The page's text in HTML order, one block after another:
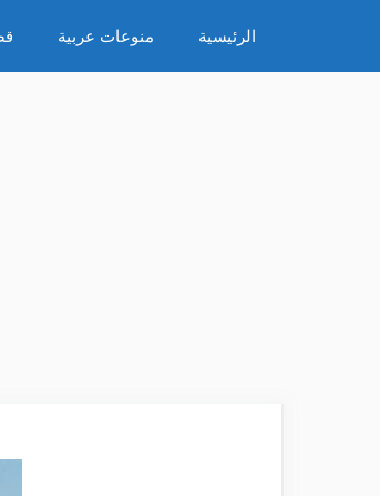
المحتوى
الرئيسية منوعات عربية